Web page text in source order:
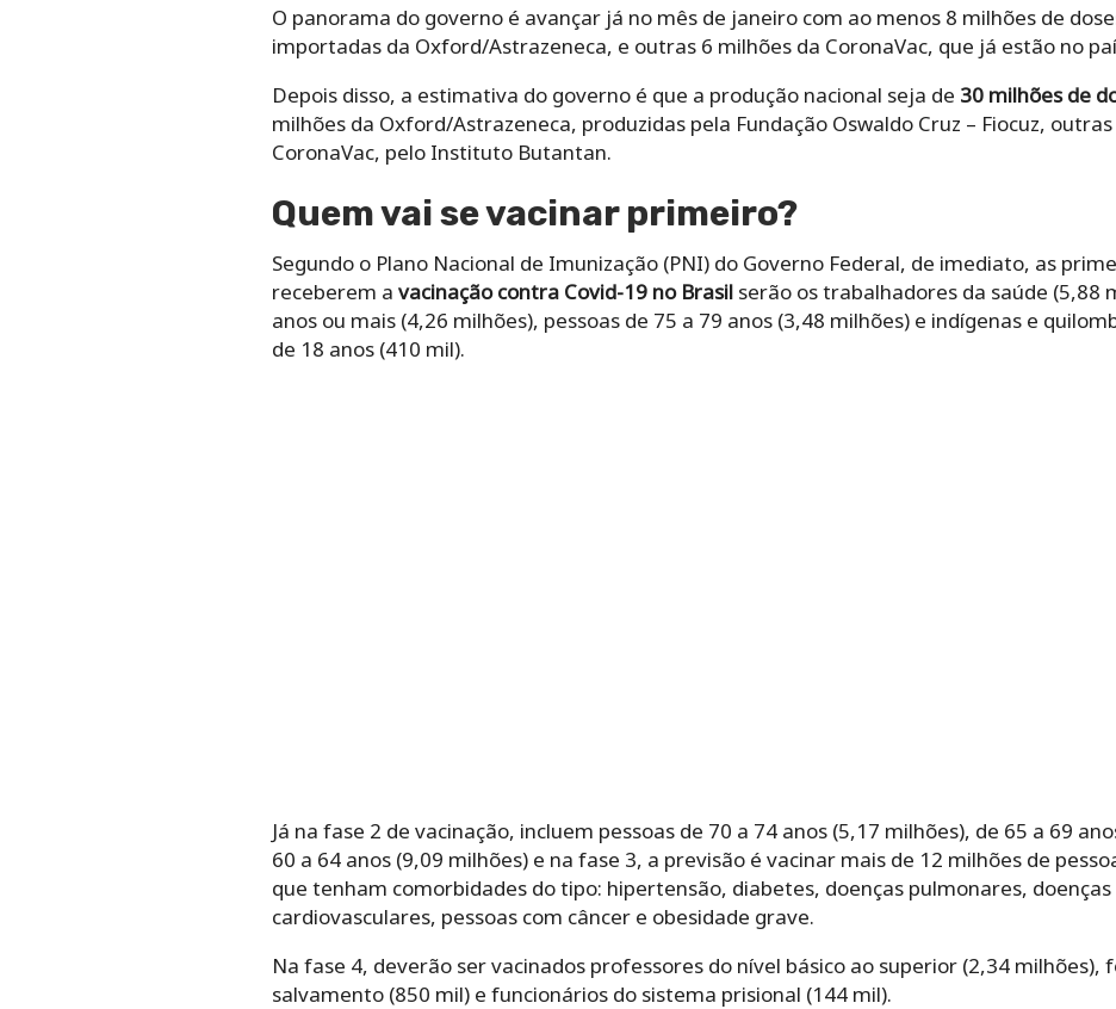
O panorama do governo é avançar já no mês de janeiro com ao menos 8 milhões de
importadas da Oxford/Astrazeneca, e outras 6 milhões da CoronaVac, que já estão no
Depois disso, a estimativa do governo é que a produção nacional seja de 30 milhões de
milhões da Oxford/Astrazeneca, produzidas pela Fundação Oswaldo Cruz – Fiocuz,
CoronaVac, pelo Instituto Butantan.
Quem vai se vacinar primeiro?
Segundo o Plano Nacional de Imunização (PNI) do Governo Federal, de imediato, as
receberem a vacinação contra Covid-19 no Brasilserão os trabalhadores da saúde (5,88
anos ou mais (4,26 milhões), pessoas de 75 a 79 anos (3,48 milhões) e indígenas e
de 18 anos (410 mil).
Já na fase 2 de vacinação, incluem pessoas de 70 a 74 anos (5,17 milhões), de 65 a 69
60 a 64 anos (9,09 milhões) e na fase 3, a previsão é vacinar mais de 12 milhões de
que tenham comorbidades do tipo: hipertensão, diabetes, doenças pulmonares, doenças
cardiovasculares, pessoas com câncer e obesidade grave.
Na fase 4, deverão ser vacinados professores do nível básico ao superior (2,34 milhões),
salvamento (850 mil) e funcionários do sistema prisional (144 mil).